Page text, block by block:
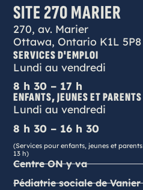
SITE 270 MARIER
270, av. Marier
Ottawa, Ontario K1L 5P8
SERVICES D'EMPLOI
Lundi au vendredi
8 h 30 – 17 h
ENFANTS, JEUNES ET PARENTS
Lundi au vendredi
8 h 30 – 16 h 30
(Services pour enfants, jeunes et
13 h)
Centre ON y va
Pédiatrie sociale de Vanier